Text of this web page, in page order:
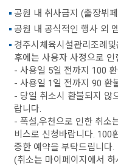
공원 내 취사금지 (출장뷔
공원 내 공식적인 행사 외
경주시체육시설관리조례
후에는 사용자 사정으로 인
- 사용일 5일 전까지 100
- 사용일 1일 전까지 90 환
- 당일 취소시 환불되지 않
랍니다.
- 폭설,우천으로 인한 취소
비스로 신청바랍니다. 100
중한 예약을 부탁드립니다.
(취소는 마이페이지에서 하